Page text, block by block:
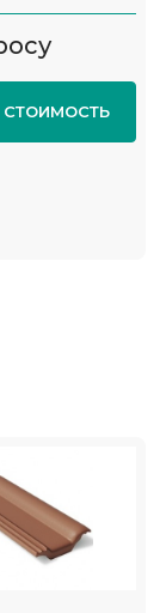
СТОИМОСТЬ